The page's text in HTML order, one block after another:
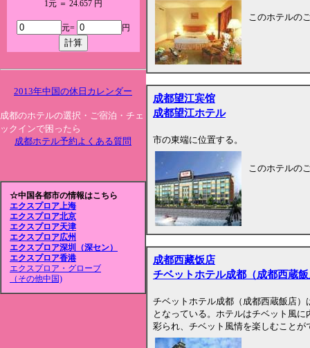
1元 ＝ 24.657 円
元= 円
2013年中国の休日カレンダー
成都のホテルの選択・ご宿泊・チェ
ックインで困ったら
成都ホテル予約よくある質問
☆中国各都市の情報はこちら
エクスプロア上海
エクスプロア北京
エクスプロア天津
エクスプロア広州
エクスプロア深圳（深セン）
エクスプロア香港
エクスプロア・グローブ
（その他中国)
このホテルの
成都望江宾馆
成都望江ホテル
市の東端に位置する。
このホテルの
成都西藏饭店
チベットホテル成都（成都西蔵
チベットホテル成都（成都西蔵飯店
となっている。ホテルはチベット風
彩られ、チベット風情を楽しむことが